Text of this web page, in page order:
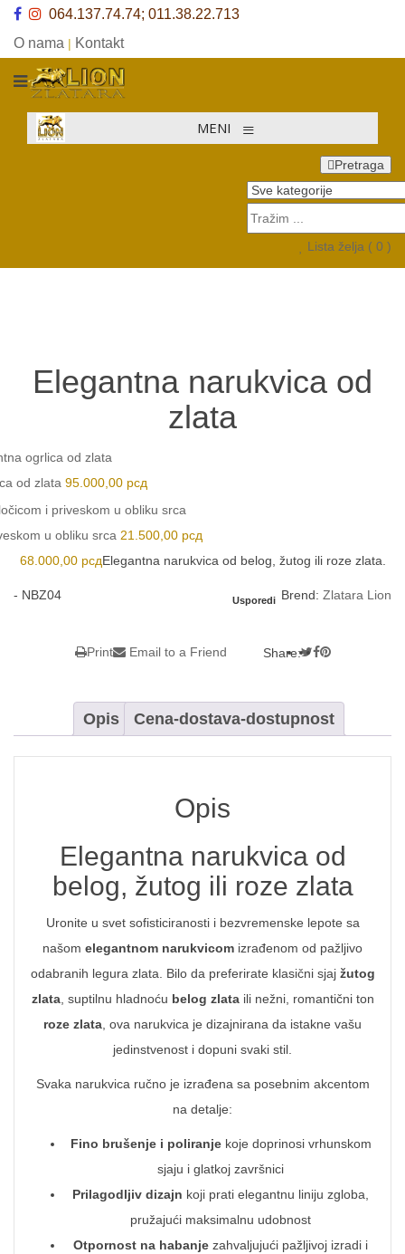
064.137.74.74; 011.38.22.713
O nama | Kontakt
MENI ≡
Pretraga
Lista želja ( 0 )
Elegantna narukvica od
zlata
od zlata 95.000,00 рсд
u obliku srca 21.500,00 рсд
68.000,00 рсдElegantna narukvica od belog, žutog ili roze zlata.
- NBZ04 Usporedi Brend: Zlatara Lion
Print Email to a Friend Share:
Opis Cena-dostava-dostupnost
Opis
Elegantna narukvica od
belog, žutog ili roze zlata
Uronite u svet sofisticiranosti i bezvremenske lepote sa
našom elegantnom narukvicom izrađenom od pažljivo
odabranih legura zlata. Bilo da preferirate klasični sjaj žutog
zlata, suptilnu hladnoću belog zlataili nežni, romantični ton
roze zlata, ova narukvica je dizajnirana da istakne vašu
jedinstvenost i dopuni svaki stil.
Svaka narukvica ručno je izrađena sa posebnim akcentom
na detalje:
Fino brušenje i poliranjekoje doprinosi vrhunskom
sjaju i glatkoj završnici
Prilagodljiv dizajn koji prati elegantnu liniju zgloba,
pružajući maksimalnu udobnost
Otpornost na habanje zahvaljujući pažljivoj izradi i